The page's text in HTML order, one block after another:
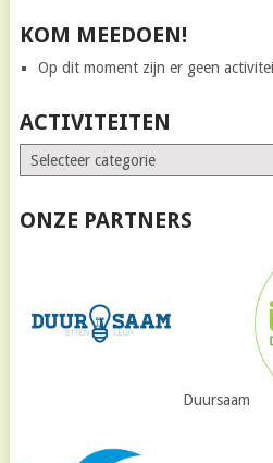
KOM MEEDOEN!
Op dit moment zijn er geen
ACTIVITEITEN
ONZE PARTNERS
Duursaam